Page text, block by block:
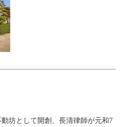
坊として開創、長清律師が元和7